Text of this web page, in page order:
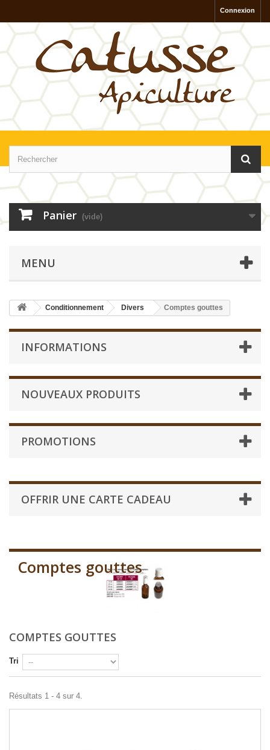
Connexion
Panier (vide)
MENU
Conditionnement Divers Comptes gouttes
INFORMATIONS
NOUVEAUX PRODUITS
PROMOTIONS
OFFRIR UNE CARTE CADEAU
Comptes gouttes
COMPTES GOUTTES
Tri
Résultats 1 - 4 sur 4.